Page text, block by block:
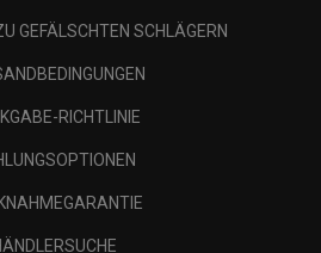
GEFÄLSCHTEN SCHLÄGERN
RICHTLINIE